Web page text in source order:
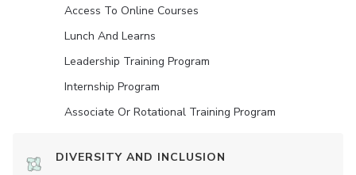
Access To Online Courses
Lunch And Learns
Leadership Training Program
Internship Program
Associate Or Rotational Training Program
DIVERSITY AND INCLUSION